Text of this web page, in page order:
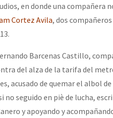
en donde una compañera
Cortez Avila, dos
Barcenas Castillo,
del alza de la tarifa del
acusado de quemar el albol de
no seguido en piè de lucha,
y apoyando y